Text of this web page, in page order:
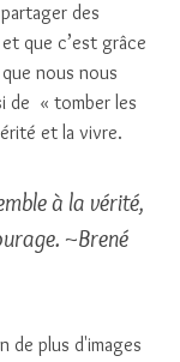
des
que c’est grâce
nous nous
de  « tomber les
et la vivre.
à la vérité,
~Brené
de plus d'images